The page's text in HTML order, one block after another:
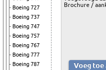
Boeing 727
Boeing 737
Boeing 747
Boeing 757
Boeing 767
Boeing 777
Boeing 787
Brochure /